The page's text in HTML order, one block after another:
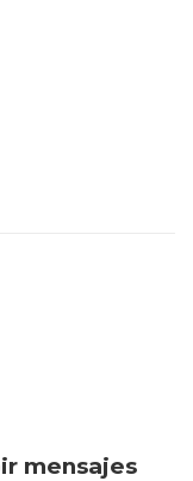
mensajes